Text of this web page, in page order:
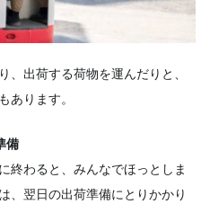
、出荷する荷物を運んだりと、
あります。
備
終わると、みんなでほっとしま
、翌日の出荷準備にとりかかり